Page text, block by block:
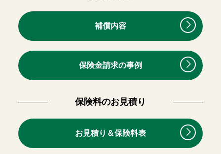
補償内容
保険金請求の事例
保険料のお見積り
お見積り＆保険料表